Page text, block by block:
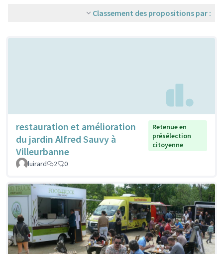
Classement des propositions par :
restauration et amélioration
du jardin Alfred Sauvy à
Villeurbanne
Retenue en
présélection
citoyenne
luirard 2 0